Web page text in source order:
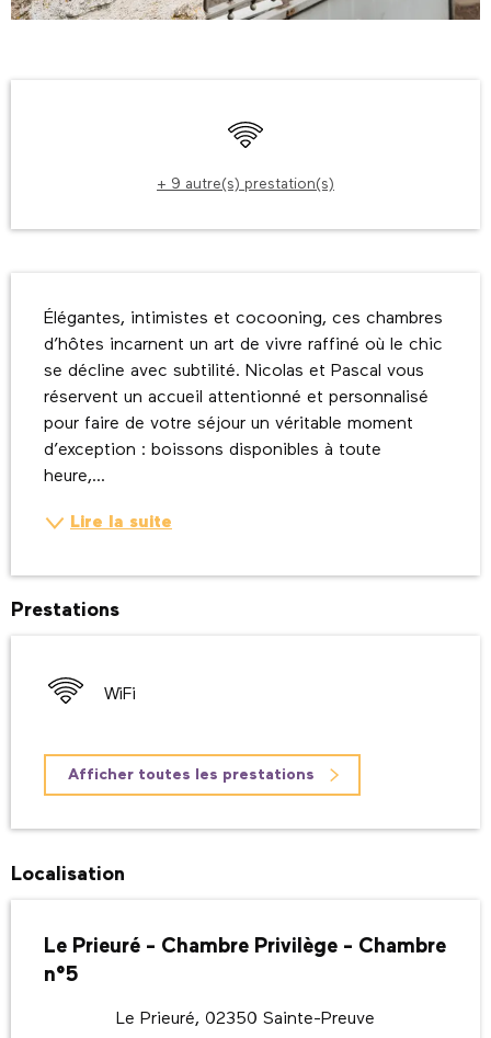
WiFi
+ 9 autre(s) prestation(s)
Élégantes, intimistes et cocooning, ces chambres
d’hôtes incarnent un art de vivre raffiné où le chic
se décline avec subtilité. Nicolas et Pascal vous
réservent un accueil attentionné et personnalisé
pour faire de votre séjour un véritable moment
d’exception : boissons disponibles à toute
heure,...
Lire la suite
Prestations
WiFi
Afficher toutes les prestations
Localisation
Le Prieuré - Chambre Privilège - Chambre
n°5
Le Prieuré, 02350 Sainte-Preuve